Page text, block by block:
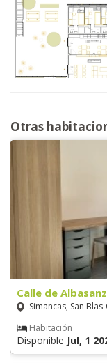
Otras
Calle de
Simancas, San
Habitación
Disponible Jul, 1